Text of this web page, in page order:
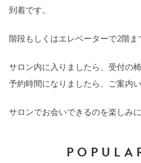
到着です。
階段もしくはエレベーターで2階ま
サロン内に入りましたら、受付の
予約時間になりましたら、ご案内い
サロンでお会いできるのを楽しみ